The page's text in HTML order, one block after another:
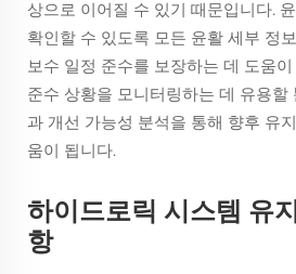
상으로 이어질 수 있기 때문입니다.
확인할 수 있도록 모든 윤활 세부 정
보수 일정 준수를 보장하는 데 도움
준수 상황을 모니터링하는 데 유용할
과 개선 가능성 분석을 통해 향후 유
움이 됩니다.
하이드로릭 시스템 유
항